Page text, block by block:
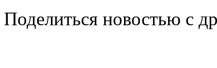
Поделиться новостью с